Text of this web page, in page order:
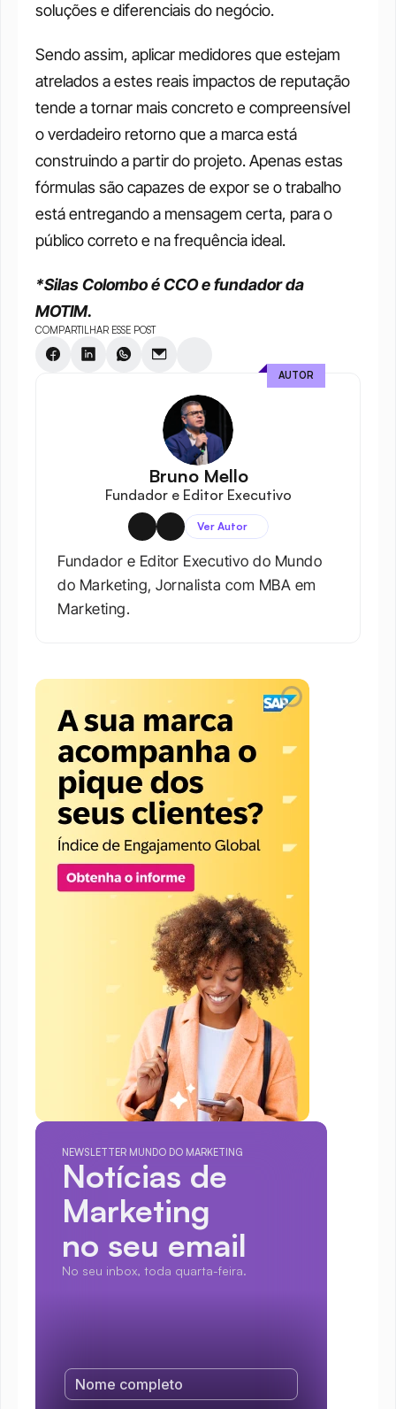
soluções e diferenciais do negócio.
Sendo assim, aplicar medidores que estejam
atrelados a estes reais impactos de reputação
tende a tornar mais concreto e compreensível
o verdadeiro retorno que a marca está
construindo a partir do projeto. Apenas estas
fórmulas são capazes de expor se o trabalho
está entregando a mensagem certa, para o
público correto e na frequência ideal.
*Silas Colombo é CCO e fundador da
MOTIM.
COMPARTILHAR ESSE POST
Bruno Mello
Fundador e Editor Executivo
Ver Autor
Fundador e Editor Executivo do Mundo
do Marketing, Jornalista com MBA em
Marketing.
AUTOR
NEWSLETTER MUNDO DO MARKETING
Notícias de
Marketing
no seu email
No seu inbox, toda quarta-feira.